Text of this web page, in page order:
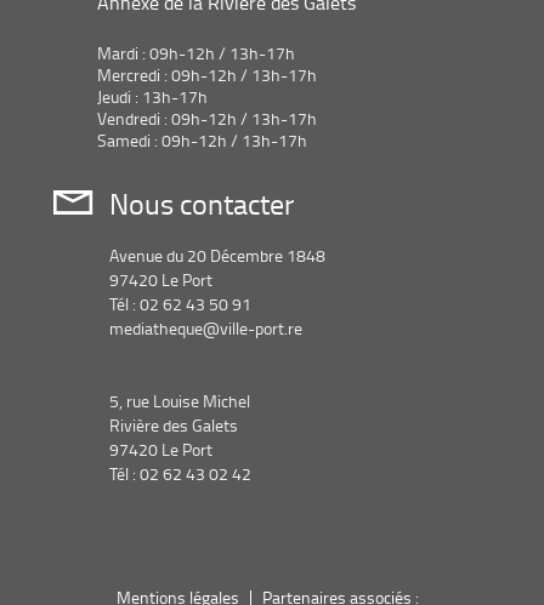
Mardi : 09h-12h / 13h-17h
Mercredi : 09h-12h / 13h-17h
Jeudi : 13h-17h
Vendredi : 09h-12h / 13h-17h
Samedi : 09h-12h / 13h-17h
Nous contacter
Avenue du 20 Décembre 1848
97420 Le Port
Tél : 02 62 43 50 91
mediatheque@ville-port.re
5, rue Louise Michel
Rivière des Galets
97420 Le Port
Tél : 02 62 43 02 42
Mentions légales Partenaires associés :